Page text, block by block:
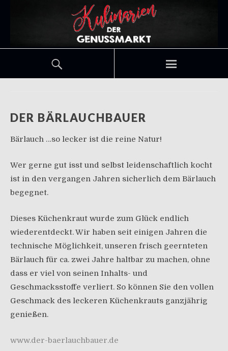
DER BÄRLAUCHBAUER
Bärlauch …so lecker ist die reine Natur!
Wer gerne gut isst und selbst leidenschaftlich kocht
ist in den vergangen Jahren sicherlich dem Bärlauch
begegnet.
Dieses Küchenkraut wurde zum Glück endlich
wiederentdeckt. Wir haben seit einigen Jahren die
technische Möglichkeit, unseren frisch geernteten
Bärlauch für ca. zwei Jahre haltbar zu machen, ohne
dass er viel von seinen Inhalts- und
Geschmacksstoffe verliert. So können Sie den vollen
Geschmack des leckeren Küchenkrauts ganzjährig
genießen.
www.der-baerlauchbauer.de